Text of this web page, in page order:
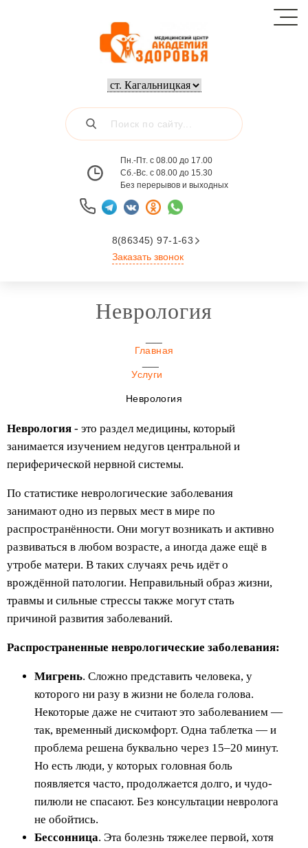
Пн.-Пт. с 08.00 до 17.00
Сб.-Вс. с 08.00 до 15.30
Без перерывов и выходных
8(86345) 97-1-63
Заказать звонок
Неврология
Главная
Услуги
Неврология
Неврология - это раздел медицины, который
занимается изучением недугов центральной и
периферической нервной системы.
По статистике неврологические заболевания
занимают одно из первых мест в мире по
распространённости. Они могут возникать и активно
развиваться в любом возрасте, а иногда даже ещё в
утробе матери. В таких случаях речь идёт о
врождённой патологии. Неправильный образ жизни,
травмы и сильные стрессы также могут стать
причиной развития заболеваний.
Распространенные неврологические заболевания:
Мигрень. Сложно представить человека, у
которого ни разу в жизни не болела голова.
Некоторые даже не считают это заболеванием —
так, временный дискомфорт. Одна таблетка — и
проблема решена буквально через 15–20 минут.
Но есть люди, у которых головная боль
появляется часто, продолжается долго, и чудо-
пилюли не спасают. Без консультации невролога
не обойтись.
Бессонница. Эта болезнь тяжелее первой, хотя